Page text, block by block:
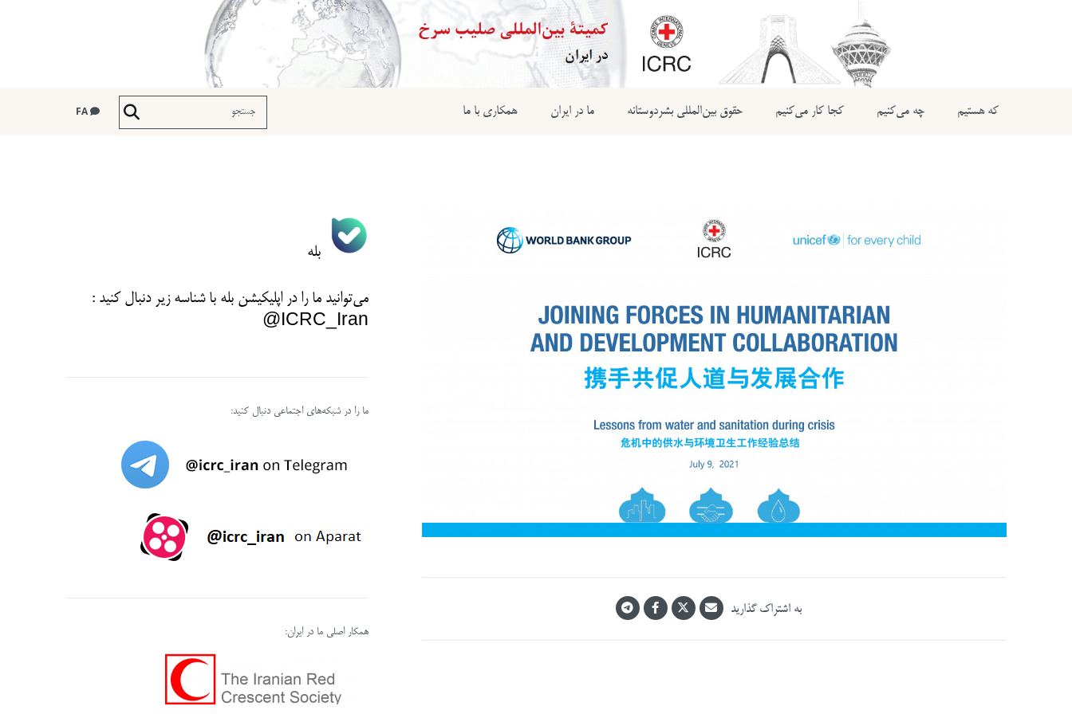
که هستیم چه می‌کنیم کجا کار می‌کنیم حقوق بین‌المللی بشردوستانه ما در ایران همکاری با ما
به اشتراک گذارید
بله
می‌توانید ما را در اپلیکیشن بله با شناسه زیردنبال کنید :
ICRC_Iran@
ما را در شبکه‌های اجتماعی دنبال کنید:
همکار اصلی ما در ایران: